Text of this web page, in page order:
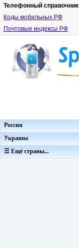
Телефонный справочник
Коды мобильных РФ
Почтовые индексы РФ
Россия
Украина
☰ Ещё страны...